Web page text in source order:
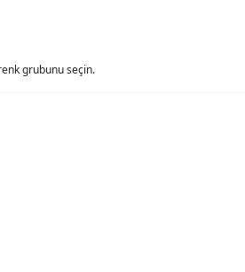
grubunu seçin.